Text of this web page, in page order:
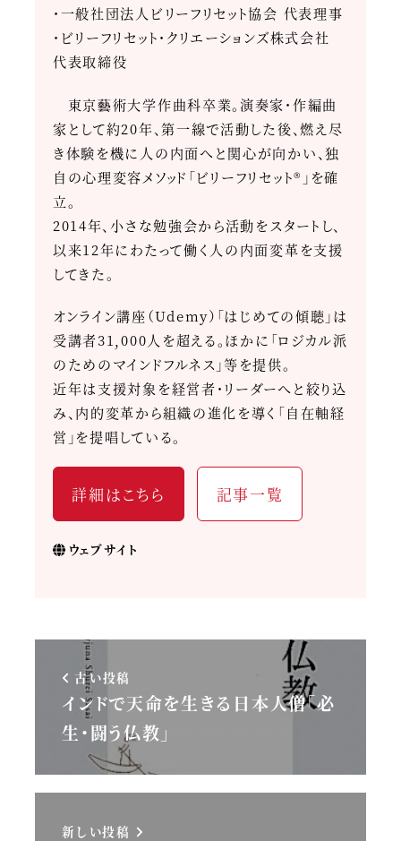
・一般社団法人ビリーフリセット協会 代表理事
・ビリーフリセット・クリエーションズ株式会社
代表取締役
東京藝術大学作曲科卒業。演奏家・作編曲
家として約20年、第一線で活動した後、燃え尽
き体験を機に人の内面へと関心が向かい、独
自の心理変容メソッド「ビリーフリセット®」を確
立。
2014年、小さな勉強会から活動をスタートし、
以来12年にわたって働く人の内面変革を支援
してきた。
オンライン講座（Udemy）「はじめての傾聴」は
受講者31,000人を超える。ほかに「ロジカル派
のためのマインドフルネス」等を提供。
近年は支援対象を経営者・リーダーへと絞り込
み、内的変革から組織の進化を導く「自在軸経
営」を提唱している。
詳細はこちら 記事一覧
ウェブサイト
古い投稿
インドで天命を生きる日本人僧「必
生・闘う仏教」
新しい投稿